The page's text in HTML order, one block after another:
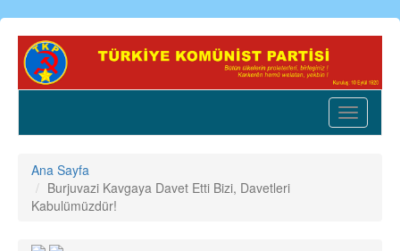
Ana
içeriğe
Toggle
Ana Sayfa
Burjuvazi Kavgaya Davet Etti Bizi, Davetleri
Kabulümüzdür!